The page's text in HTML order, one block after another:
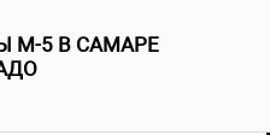
М-5 В САМАРЕ